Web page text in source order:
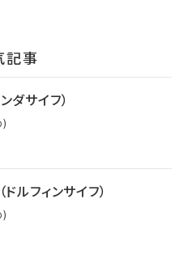
記事
ダサイフ）
ルフィンサイフ）